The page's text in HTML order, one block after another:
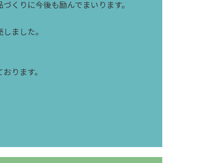
くりに今後も励んでまいります。
ました。
ります。